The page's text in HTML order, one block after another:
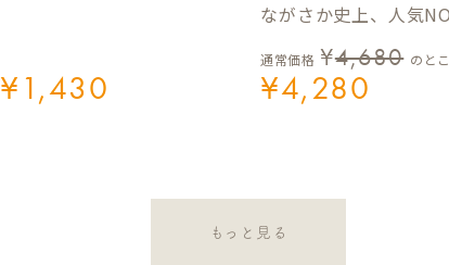
¥1,430
通常価格 ¥4,680 のと
¥4,280
ながさか史上、人気
もっと見る